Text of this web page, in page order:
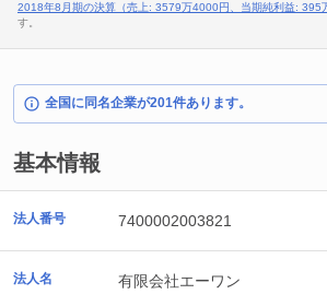
2018年8月期の決算（売上: 3579万4000円、当期純利益: 395
す。
全国に同名企業が201件あります。
基本情報
法人番号 7400002003821
法人名 有限会社エーワン